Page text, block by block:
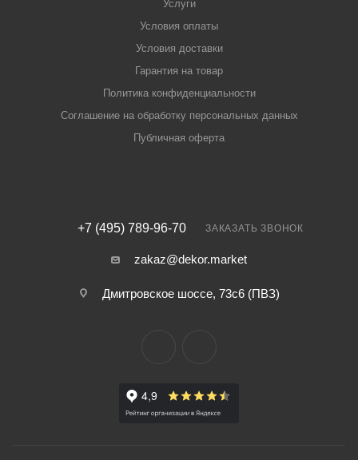
Услуги
Условия оплаты
Условия доставки
Гарантия на товар
Политика конфиденциальности
Соглашение на обработку персональных данных
Публичная оферта
+7 (495) 789-96-70 ЗАКАЗАТЬ ЗВОНОК
zakaz@dekor.market
Дмитровское шоссе, 73с6 (ПВЗ)